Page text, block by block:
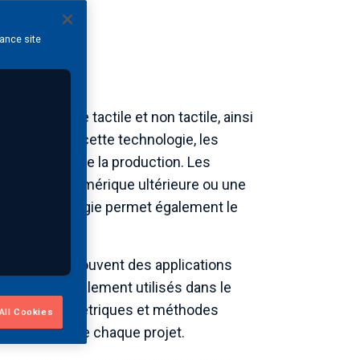
de mesure tactile et non tactile, ainsi
Grâce à cette technologie, les
étapes de la production. Les
numérique ultérieure ou une
technologie permet également le
Ils trouvent des applications
mais sont également utilisés dans le
géométriques et méthodes
de chaque projet.
site
Cookies